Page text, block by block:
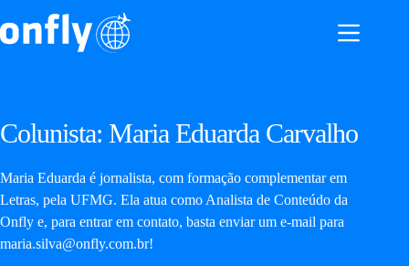
Colunista: Maria Eduarda Carvalho
Maria Eduarda é jornalista, com formação complementar em
Letras, pela UFMG. Ela atua como Analista de Conteúdo da
Onfly e, para entrar em contato, basta enviar um e-mail para
maria.silva@onfly.com.br!